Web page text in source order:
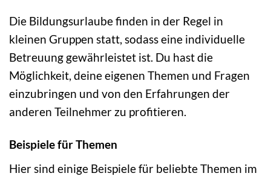
Die Bildungsurlaube finden in der Regel in
kleinen Gruppen statt, sodass eine individuelle
Betreuung gewährleistet ist. Du hast die
Möglichkeit, deine eigenen Themen und Fragen
einzubringen und von den Erfahrungen der
anderen Teilnehmer zu profitieren.
Beispiele für Themen
Hier sind einige Beispiele für beliebte Themen im